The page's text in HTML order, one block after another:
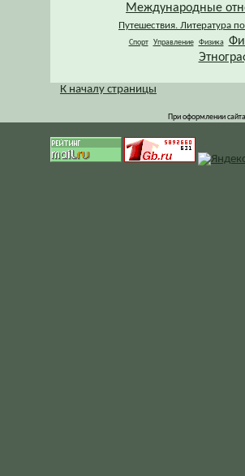
Международные
Путешествия. Литература
Спорт Управление Физика
К началу страницы
При оформлении